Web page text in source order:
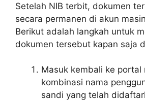
Setelah NIB terbit, dokumen
secara permanen di akun
Berikut adalah langkah untuk
dokumen tersebut kapan saja
Masuk kembali ke portal
kombinasi nama
sandi yang telah